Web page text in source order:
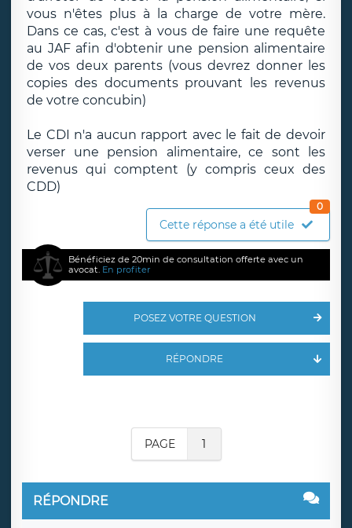
vous n'êtes plus à la charge de votre mère.
Dans ce cas, c'est à vous de faire une requête
au JAF afin d'obtenir une pension alimentaire
de vos deux parents (vous devrez donner les
copies des documents prouvant les revenus
de votre concubin)
Le CDI n'a aucun rapport avec le fait de devoir
verser une pension alimentaire, ce sont les
revenus qui comptent (y compris ceux des
CDD)
Cette réponse a été utile
0
Bénéficiez de 20min de consultation offerte avec un
avocat. En profiter
POSEZ VOTRE QUESTION
RÉPONDRE
PAGE 1
RÉPONDRE